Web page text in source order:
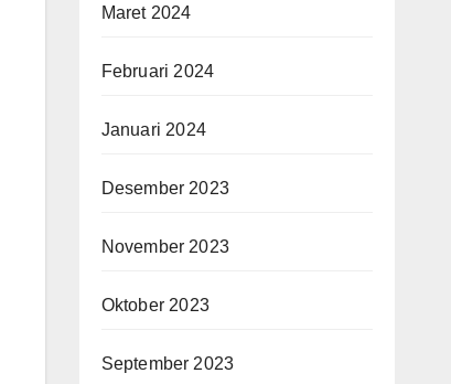
Maret 2024
Februari 2024
Januari 2024
Desember 2023
November 2023
Oktober 2023
September 2023